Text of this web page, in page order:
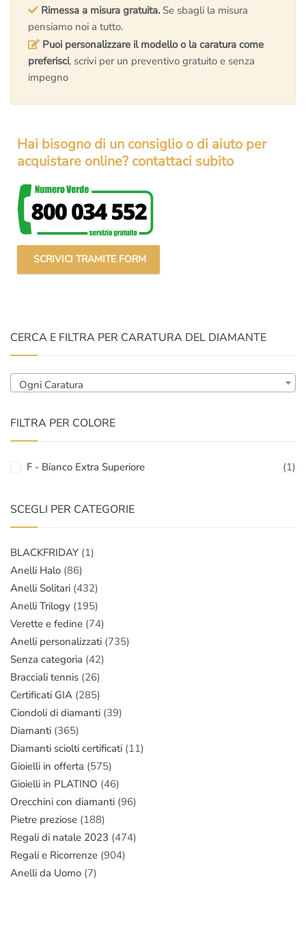
Rimessa a misura gratuita. Se sbagli la misura
pensiamo noi a tutto.
Puoi personalizzare il modello o la caratura come
preferisci, scrivi per un preventivo gratuito e senza
impegno
Hai bisogno di un consiglio o di aiuto per
acquistare online? contattaci subito
SCRIVICI TRAMITE FORM
CERCA E FILTRA PER CARATURA DEL DIAMANTE
Ogni Caratura
FILTRA PER COLORE
F - Bianco Extra Superiore (1)
SCEGLI PER CATEGORIE
BLACKFRIDAY (1)
Anelli Halo (86)
Anelli Solitari (432)
Anelli Trilogy (195)
Verette e fedine (74)
Anelli personalizzati (735)
Senza categoria (42)
Bracciali tennis (26)
Certificati GIA (285)
Ciondoli di diamanti (39)
Diamanti (365)
Diamanti sciolti certificati (11)
Gioielli in offerta (575)
Gioielli in PLATINO (46)
Orecchini con diamanti (96)
Pietre preziose (188)
Regali di natale 2023 (474)
Regali e Ricorrenze (904)
Anelli da Uomo (7)